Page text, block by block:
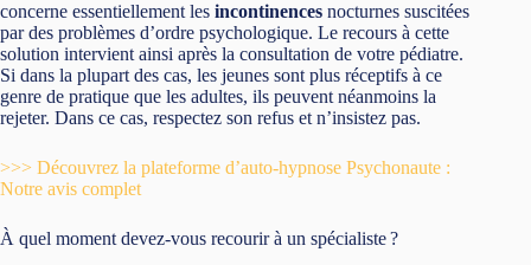
concerne essentiellement les incontinences nocturnes suscitées
par des problèmes d’ordre psychologique. Le recours à cette
solution intervient ainsi après la consultation de votre pédiatre.
Si dans la plupart des cas, les jeunes sont plus réceptifs à ce
genre de pratique que les adultes, ils peuvent néanmoins la
rejeter. Dans ce cas, respectez son refus et n’insistez pas.
>>> Découvrez la plateforme d’auto-hypnose Psychonaute :
Notre avis complet
À quel moment devez-vous recourir à un spécialiste ?